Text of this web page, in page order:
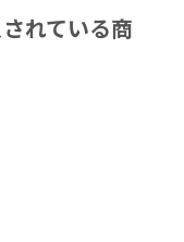
れている商